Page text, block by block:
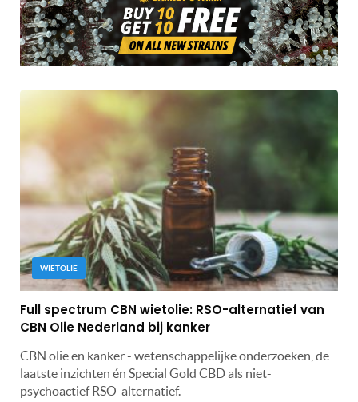
WIETOLIE
Full spectrum CBN wietolie: RSO-alternatief van
CBN Olie Nederland bij kanker
CBN olie en kanker - wetenschappelijke onderzoeken, de
laatste inzichten én Special Gold CBD als niet-
psychoactief RSO-alternatief.